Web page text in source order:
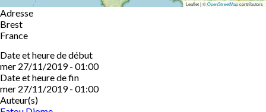
Leaflet | ©OpenStreetMapcontributors
Adresse
Brest
France
Date et heure de début
mer 27/11/2019 - 01:00
Date et heure de fin
mer 27/11/2019 - 01:00
Auteur(s)